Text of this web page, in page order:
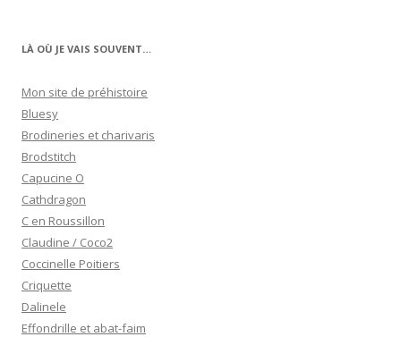
LÀ OÙ JE VAIS SOUVENT…
Mon site de préhistoire
Bluesy
Brodineries et charivaris
Brodstitch
Capucine O
Cathdragon
C en Roussillon
Claudine / Coco2
Coccinelle Poitiers
Criquette
Dalinele
Effondrille et abat-faim